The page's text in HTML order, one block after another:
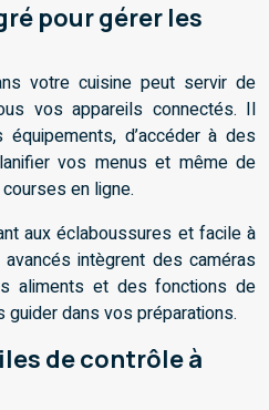
pour gérer les
votre cuisine peut servir de
vos appareils connectés. Il
d’accéder à des
vos menus et même de
en ligne.
aux éclaboussures et facile à
intègrent des caméras
aliments et des fonctions de
dans vos préparations.
de contrôle à